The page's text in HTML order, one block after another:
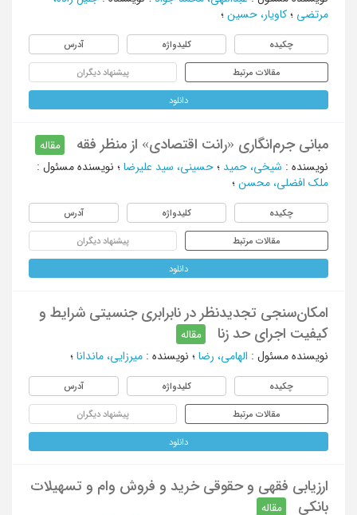
مرتضی ؛ کاویار، حسین ؛
چکیده کلیدواژه آدرس
مقالات مرتبط پیشنهاد دیگران
دانلود
مبانی جرم‌انگاری «رانت اقتصادی» از منظر فقه
مقاله
نویسنده : شیخی، حمید ؛ حسینی، سید علیرضا ؛ نویسنده مسئول :
ملک افضلی، محسن ؛
چکیده کلیدواژه آدرس
مقالات مرتبط پیشنهاد دیگران
دانلود
امکان‌سنجی تجدیدنظر در نابرابری جنسیتی شرایط و
کیفیت اجرای حد زنا
مقاله
نویسنده مسئول : الهامی، رضا ؛ نویسنده : میرزایی، ماندانا ؛
چکیده کلیدواژه آدرس
مقالات مرتبط پیشنهاد دیگران
دانلود
ارزیابی فقهی و حقوقی خرید و فروش وام و تسهیلات
بانکی
مقاله